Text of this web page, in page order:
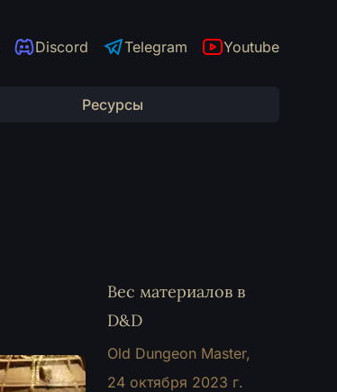
Discord Telegram Youtube
Ресурсы
Вес материалов в
D&D
Old Dungeon Master,
24 октября 2023 г.